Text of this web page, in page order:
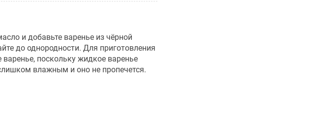
и добавьте варенье из чёрной
до однородности. Для приготовления
варенье, поскольку жидкое варенье
влажным и оно не пропечется.